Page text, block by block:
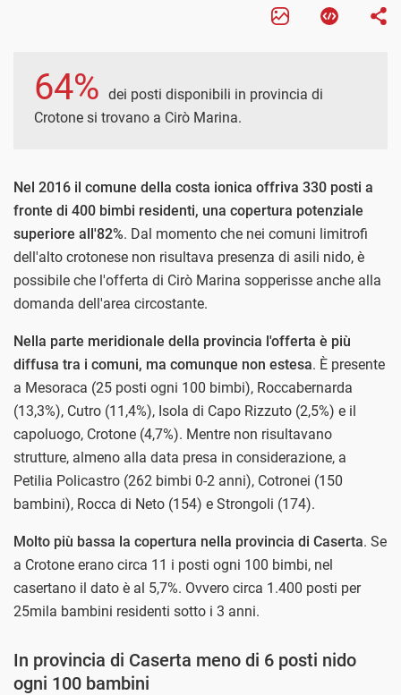
64% dei posti disponibili in provincia di
Crotone si trovano a Cirò Marina.
Nel 2016 il comune della costa ionica offriva 330 posti a
fronte di 400 bimbi residenti, una copertura potenziale
superiore all'82%. Dal momento che nei comuni limitrofi
dell'alto crotonese non risultava presenza di asili nido, è
possibile che l'offerta di Cirò Marina sopperisse anche alla
domanda dell'area circostante.
Nella parte meridionale della provincia l'offerta è più
diffusa tra i comuni, ma comunque non estesa. È presente
a Mesoraca (25 posti ogni 100 bimbi), Roccabernarda
(13,3%), Cutro (11,4%), Isola di Capo Rizzuto (2,5%) e il
capoluogo, Crotone (4,7%). Mentre non risultavano
strutture, almeno alla data presa in considerazione, a
Petilia Policastro (262 bimbi 0-2 anni), Cotronei (150
bambini), Rocca di Neto (154) e Strongoli (174).
Molto più bassa la copertura nella provincia di Caserta. Se
a Crotone erano circa 11 i posti ogni 100 bimbi, nel
casertano il dato è al 5,7%. Ovvero circa 1.400 posti per
25mila bambini residenti sotto i 3 anni.
In provincia di Caserta meno di 6 posti nido
ogni 100 bambini